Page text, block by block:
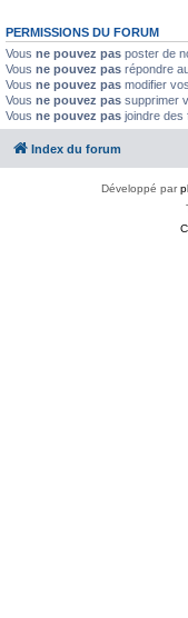
PERMISSIONS DU FORUM
Vous ne pouvez pas poster de
Vous ne pouvez pas répondre
Vous ne pouvez pas modifier
Vous ne pouvez pas supprimer
Vous ne pouvez pas joindre des
Index du forum
Développé par